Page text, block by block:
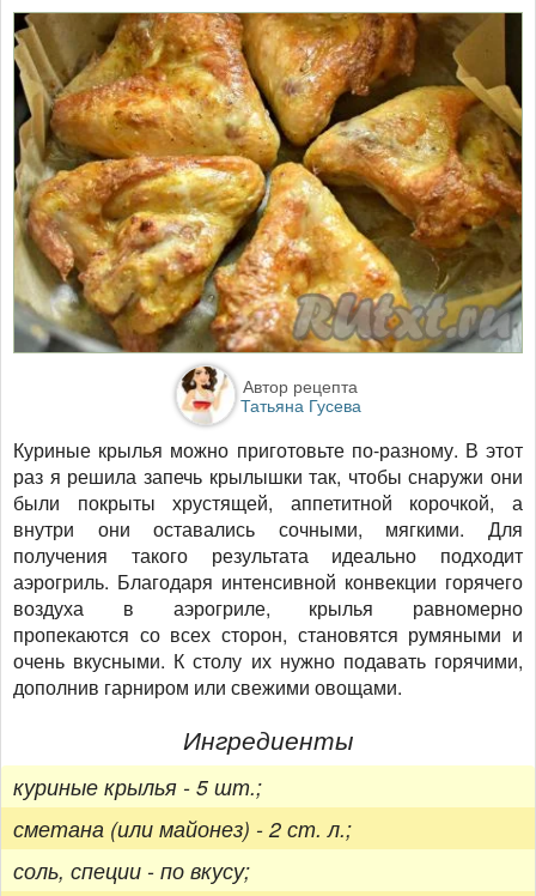
Автор рецепта
Татьяна Гусева
Куриные крылья можно приготовьте по-разному. В этот
раз я решила запечь крылышки так, чтобы снаружи они
были покрыты хрустящей, аппетитной корочкой, а
внутри они оставались сочными, мягкими. Для
получения такого результата идеально подходит
аэрогриль. Благодаря интенсивной конвекции горячего
воздуха в аэрогриле, крылья равномерно
пропекаются со всех сторон, становятся румяными и
очень вкусными. К столу их нужно подавать горячими,
дополнив гарниром или свежими овощами.
Ингредиенты
куриные крылья - 5 шт.;
сметана (или майонез) - 2 ст. л.;
соль, специи - по вкусу;